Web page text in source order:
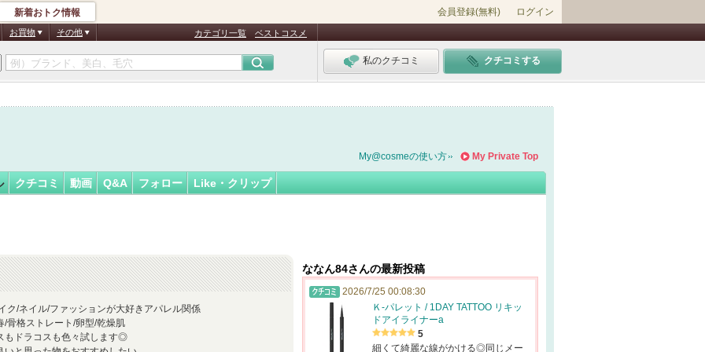
新着おトク情報 会員登録(無料) ログイン
お買物 その他 カテゴリ一覧 ベストコスメ
私のクチコミ クチコミする
ん
My Private Top
My@cosmeの使い方
クチコミ 動画 Q&A フォロー Like・クリップ
ク/ネイル/ファッションが大好きアパレル関係
/骨格ストレート/卵型/乾燥肌
もドラコスも色々試します◎
ななん84さんの最新投稿
2026/7/25 00:08:30
Ｋ-パレット / 1DAY TATTOO リキッ
ドアイライナーa
5
細くて綺麗な線がかける◎同じメー